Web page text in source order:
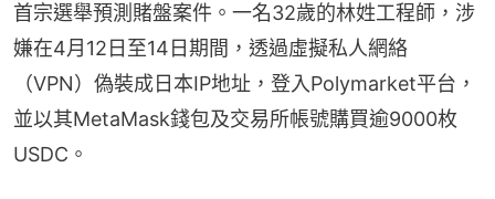
首宗選舉預測賭盤案件。一名32歲的林姓工程師，涉
嫌在4月12日至14日期間，透過虛擬私人網絡
（VPN）偽裝成日本IP地址，登入Polymarket平台，
並以其MetaMask錢包及交易所帳號購買逾9000枚
USDC。